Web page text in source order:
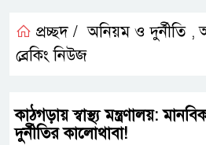
প্রচ্ছদ / অনিয়ম ও দুর্নীতি ,
ব্রেকিং নিউজ
কাঠগড়ায় স্বাস্থ্য মন্ত্রণালয়:
দুর্নীতির কালোথাবা!